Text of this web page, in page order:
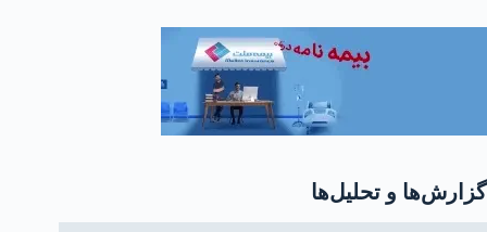
گزارش‌ها و تحلیل‌ها